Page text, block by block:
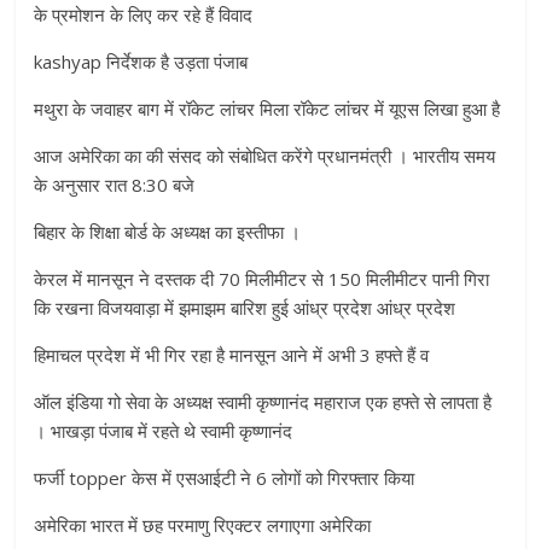
के प्रमोशन के लिए कर रहे हैं विवाद
kashyap निर्देशक है उड़ता पंजाब
मथुरा के जवाहर बाग में रॉकेट लांचर मिला रॉकेट लांचर में यूएस लिखा हुआ है
आज अमेरिका का की संसद को संबोधित करेंगे प्रधानमंत्री । भारतीय समय
के अनुसार रात 8:30 बजे
बिहार के शिक्षा बोर्ड के अध्यक्ष का इस्तीफा ।
केरल में मानसून ने दस्तक दी 70 मिलीमीटर से 150 मिलीमीटर पानी गिरा
कि रखना विजयवाड़ा में झमाझम बारिश हुई आंध्र प्रदेश आंध्र प्रदेश
हिमाचल प्रदेश में भी गिर रहा है मानसून आने में अभी 3 हफ्ते हैं व
ऑल इंडिया गो सेवा के अध्यक्ष स्वामी कृष्णानंद महाराज एक हफ्ते से लापता है
। भाखड़ा पंजाब में रहते थे स्वामी कृष्णानंद
फर्जी topper केस में एसआईटी ने 6 लोगों को गिरफ्तार किया
अमेरिका भारत में छह परमाणु रिएक्टर लगाएगा अमेरिका